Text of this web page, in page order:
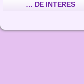
… DE INTERES